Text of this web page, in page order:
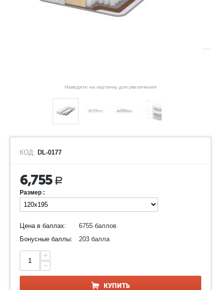
Наведите на картинку для увеличения
КОД: DL-0177
6,755 Р
Размер :
Цена в баллах:
6755 баллов
Бонусные баллы:
203 балла
+
−
КУПИТЬ